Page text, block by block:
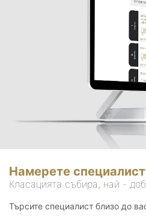
Намерете специалист
Класацията събира, най -
Търсите специалист близо до